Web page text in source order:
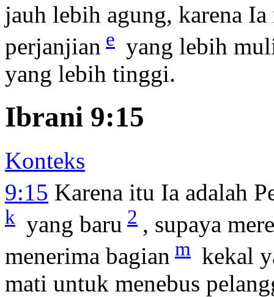
jauh lebih agung, karena Ia
perjanjian e yang lebih
yang lebih tinggi.
Ibrani 9:15
Konteks
9:15 Karena itu Ia adalah
k yang baru 2 , supaya
menerima bagian m kekal
mati untuk menebus